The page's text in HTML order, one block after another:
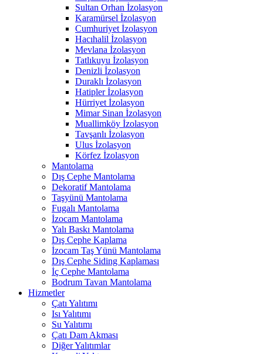
Sultan Orhan İzolasyon
Karamürsel İzolasyon
Cumhuriyet İzolasyon
Hacıhalil İzolasyon
Mevlana İzolasyon
Tatlıkuyu İzolasyon
Denizli İzolasyon
Duraklı İzolasyon
Hatipler İzolasyon
Hürriyet İzolasyon
Mimar Sinan İzolasyon
Muallimköy İzolasyon
Tavşanlı İzolasyon
Ulus İzolasyon
Körfez İzolasyon
Mantolama
Dış Cephe Mantolama
Dekoratif Mantolama
Taşyünü Mantolama
Fugalı Mantolama
İzocam Mantolama
Yalı Baskı Mantolama
Dış Cephe Kaplama
İzocam Taş Yünü Mantolama
Dış Cephe Siding Kaplaması
İç Cephe Mantolama
Bodrum Tavan Mantolama
Hizmetler
Çatı Yalıtımı
Isı Yalıtımı
Su Yalıtımı
Çatı Dam Akması
Diğer Yalıtımlar